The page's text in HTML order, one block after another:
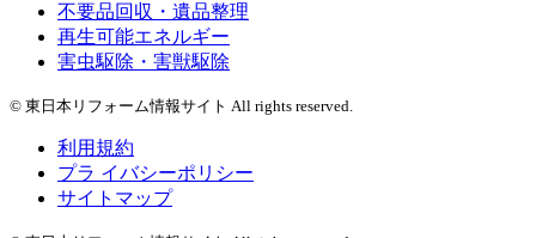
不要品回収・遺品整理
再生可能エネルギー
害虫駆除・害獣駆除
© 東日本リフォーム情報サイト All rights reserved.
利用規約
プラ イバシーポリシー
サイトマップ